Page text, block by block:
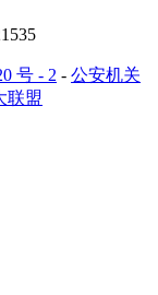
号 - 2 - 公安机关
联盟